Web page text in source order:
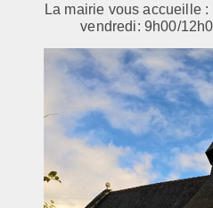
La mairie vous accueille
vendredi: 9h00/